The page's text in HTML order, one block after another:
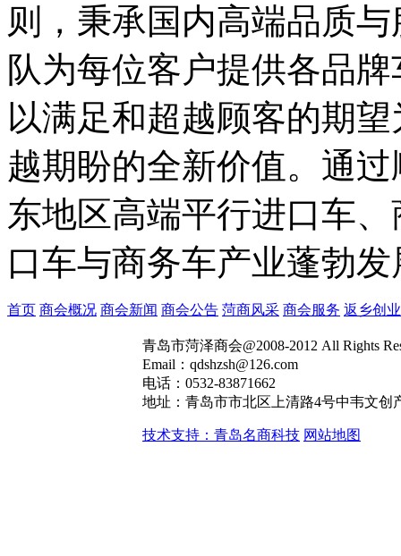
则，秉承国内高端品质
队为每位客户提供各品
以满足和超越顾客的期
越期盼的全新价值。通
东地区高端平行进口车
口车与商务车产业蓬勃发
首页 商会概况 商会新闻 商会公告 菏商风采 商会服务 返乡创业
青岛市菏泽商会@2008-2012 All Rights
Email：qdshzsh@126.com
电话：0532-83871662
地址：青岛市市北区上清路4号中韦文创
技术支持：青岛名商科技 网站地图